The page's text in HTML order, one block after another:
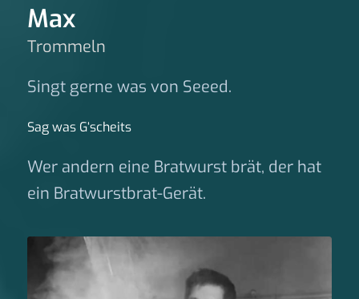
Max
Trommeln
Singt gerne was von Seeed.
Sag was G‘scheits
Wer andern eine Bratwurst brät, der hat
ein Bratwurstbrat-Gerät.